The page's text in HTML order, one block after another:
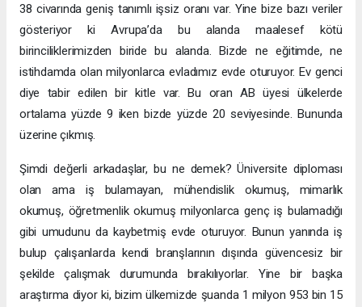
38 civarında geniş tanımlı işsiz oranı var. Yine bize bazı veriler
gösteriyor ki Avrupa’da bu alanda maalesef kötü
birinciliklerimizden biride bu alanda. Bizde ne eğitimde, ne
istihdamda olan milyonlarca evladımız evde oturuyor. Ev genci
diye tabir edilen bir kitle var. Bu oran AB üyesi ülkelerde
ortalama yüzde 9 iken bizde yüzde 20 seviyesinde. Bununda
üzerine çıkmış.
Şimdi değerli arkadaşlar, bu ne demek? Üniversite diploması
olan ama iş bulamayan, mühendislik okumuş, mimarlık
okumuş, öğretmenlik okumuş milyonlarca genç iş bulamadığı
gibi umudunu da kaybetmiş evde oturuyor. Bunun yanında iş
bulup çalışanlarda kendi branşlarının dışında güvencesiz bir
şekilde çalışmak durumunda bırakılıyorlar. Yine bir başka
araştırma diyor ki, bizim ülkemizde şuanda 1 milyon 953 bin 15